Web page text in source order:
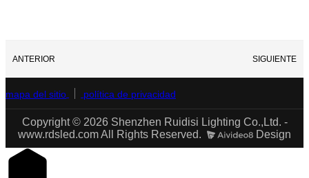
ANTERIOR SIGUIENTE
mapa del sitio política de privacidad
Copyright © 2026 Shenzhen Ruidisi Lighting Co.,Ltd. -
www.rdsled.com All Rights Reserved.
Design